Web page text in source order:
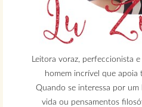
Leitora voraz, perfeccionista
homem incrível que apoia
Quando se interessa por um
vida ou pensamentos